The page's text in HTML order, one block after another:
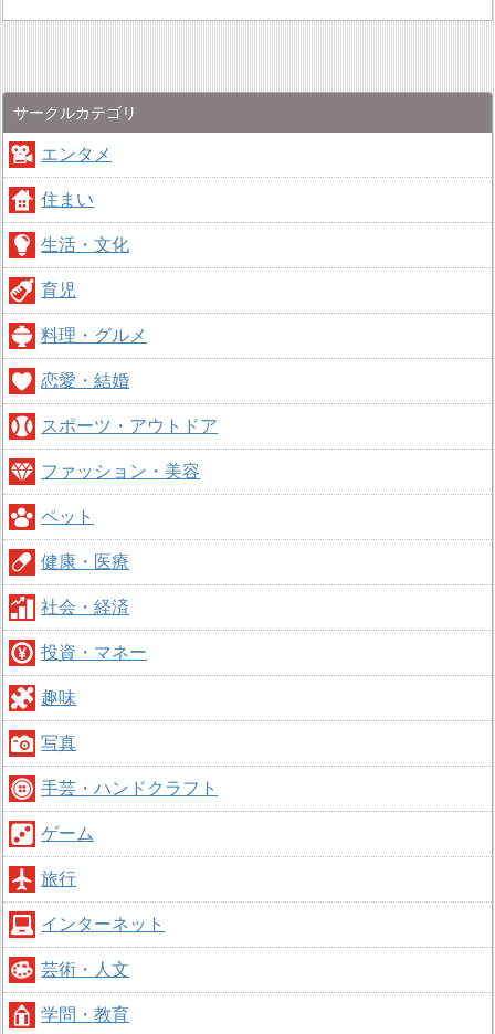
サークルカテゴリ
エンタメ
住まい
生活・文化
育児
料理・グルメ
恋愛・結婚
スポーツ・アウトドア
ファッション・美容
ペット
健康・医療
社会・経済
投資・マネー
趣味
写真
手芸・ハンドクラフト
ゲーム
旅行
インターネット
芸術・人文
学問・教育